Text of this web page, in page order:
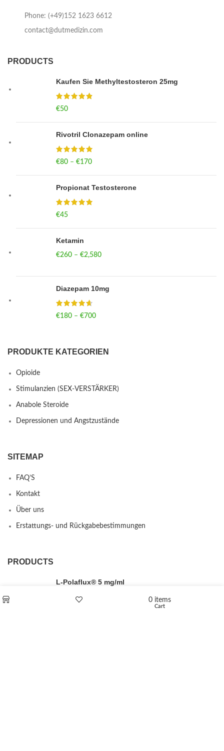
Phone: (+49)152 1623 6612
contact@dutmedizin.com
PRODUCTS
Kaufen Sie Methyltestosteron 25mg
€50
Rivotril Clonazepam online
€80 – €170
Propionat Testosterone
€45
Ketamin
€260 – €2,580
Diazepam 10mg
€180 – €700
PRODUKTE KATEGORIEN
Opioide
Stimulanzien (SEX-VERSTÄRKER)
Anabole Steroide
Depressionen und Angstzustände
SITEMAP
FAQ’S
Kontakt
Über uns
Erstattungs- und Rückgabebestimmungen
PRODUCTS
L-Polaflux® 5 mg/ml
0 items
Cart